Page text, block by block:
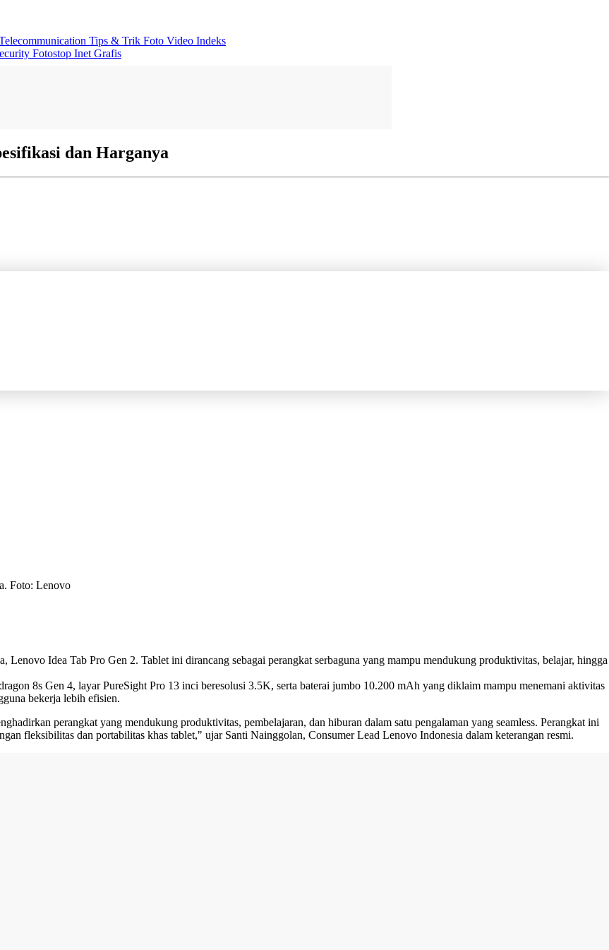
Tips & Trik Foto Video Indeks
Fotostop Inet Grafis
dan Harganya
Foto: Lenovo
Idea Tab Pro Gen 2. Tablet ini dirancang sebagai perangkat serbaguna yang mampu mendukung produktivitas, belajar, hingga
8s Gen 4, layar PureSight Pro 13 inci beresolusi 3.5K, serta baterai jumbo 10.200 mAh yang diklaim mampu menemani aktivitas
bekerja lebih efisien.
perangkat yang mendukung produktivitas, pembelajaran, dan hiburan dalam satu pengalaman yang seamless. Perangkat ini
fleksibilitas dan portabilitas khas tablet," ujar Santi Nainggolan, Consumer Lead Lenovo Indonesia dalam keterangan resmi.